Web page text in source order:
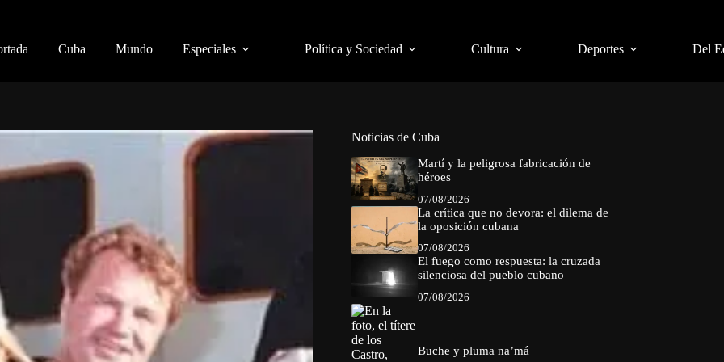
Cuba Mundo Especiales Política y Sociedad Cultura Deportes Del
Noticias de Cuba
Martí y la peligrosa fabricación de
héroes
07/08/2026
La crítica que no devora: el dilema de
la oposición cubana
07/08/2026
El fuego como respuesta: la cruzada
silenciosa del pueblo cubano
07/08/2026
Buche y pluma na’má